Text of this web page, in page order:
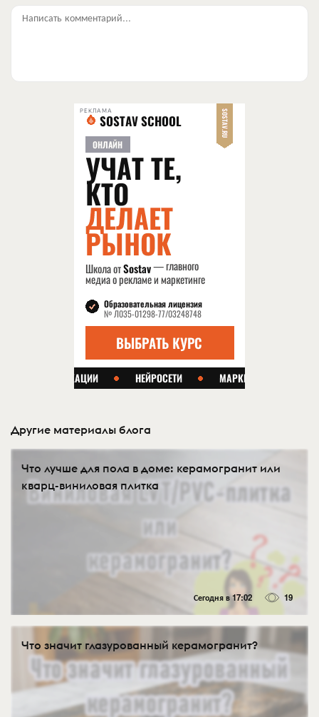
Написать комментарий...
РЕКЛАМА
Другие материалы блога
Что лучше для пола в доме: керамогранит или
кварц-виниловая плитка
Сегодня в 17:02 19
Что значит глазурованный керамогранит?